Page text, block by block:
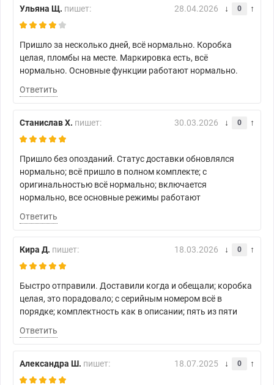
Ульяна Щ. пишет: 28.04.2026 0
Пришло за несколько дней, всё нормально. Коробка
целая, пломбы на месте. Маркировка есть, всё
нормально. Основные функции работают нормально.
Ответить
Станислав Х. пишет: 30.03.2026 0
Пришло без опозданий. Статус доставки обновлялся
нормально; всё пришло в полном комплекте; с
оригинальностью всё нормально; включается
нормально, все основные режимы работают
Ответить
Кира Д. пишет: 18.03.2026 0
Быстро отправили. Доставили когда и обещали; коробка
целая, это порадовало; с серийным номером всё в
порядке; комплектность как в описании; пять из пяти
Ответить
Александра Ш. пишет: 18.07.2025 0